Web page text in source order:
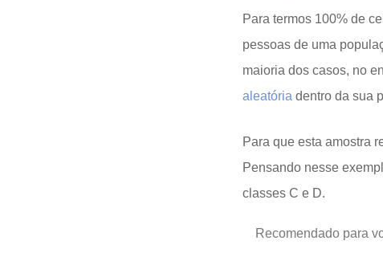
Para termos 100% de
pessoas de uma
maioria dos casos, no
aleatória dentro da sua
Para que esta amostra
Pensando nesse
classes C e D.
Recomendado para